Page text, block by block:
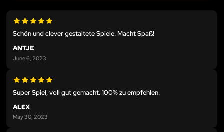
Schön und clever gestaltete Spiele. Macht Spaß!
ANTJE
June 6, 2023
Super Spiel, voll gut gemacht. 100% zu empfehlen.
ALEX
May 30, 2023